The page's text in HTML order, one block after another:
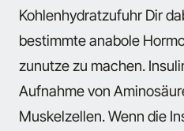
Kohlenhydratzufuhr Dir
bestimmte anabole
zunutze zu machen.
Aufnahme von
Muskelzellen. Wenn die